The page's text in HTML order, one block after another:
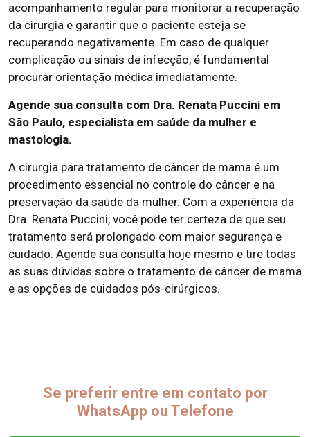
acompanhamento regular para monitorar a recuperação
da cirurgia e garantir que o paciente esteja se
recuperando negativamente. Em caso de qualquer
complicação ou sinais de infecção, é fundamental
procurar orientação médica imediatamente.
Agende sua consulta com Dra. Renata Puccini em
São Paulo, especialista em saúde da mulher e
mastologia.
A cirurgia para tratamento de câncer de mama é um
procedimento essencial no controle do câncer e na
preservação da saúde da mulher. Com a experiência da
Dra. Renata Puccini, você pode ter certeza de que seu
tratamento será prolongado com maior segurança e
cuidado. Agende sua consulta hoje mesmo e tire todas
as suas dúvidas sobre o tratamento de câncer de mama
e as opções de cuidados pós-cirúrgicos.
Se preferir entre em contato por
WhatsApp ou Telefone